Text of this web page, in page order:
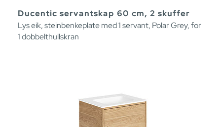
Ducentic servantskap 60 cm, 2 skuffer
Lys eik, steinbenkeplate med 1 servant, Polar Grey, for
1 dobbelthullskran